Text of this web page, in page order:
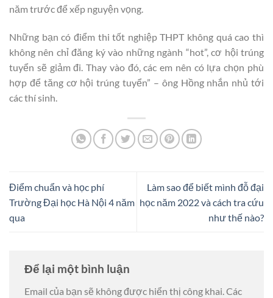
năm trước để xếp nguyện vọng.
Những bạn có điểm thi tốt nghiệp THPT không quá cao thì
không nên chỉ đăng ký vào những ngành “hot”, cơ hội trúng
tuyển sẽ giảm đi. Thay vào đó, các em nên có lựa chọn phù
hợp để tăng cơ hội trúng tuyển” – ông Hồng nhắn nhủ tới
các thí sinh.
Điểm chuẩn và học phí
Trường Đại học Hà Nội 4 năm
qua
Làm sao để biết mình đỗ đại
học năm 2022 và cách tra cứu
như thế nào?
Để lại một bình luận
Email của bạn sẽ không được hiển thị công khai.Các